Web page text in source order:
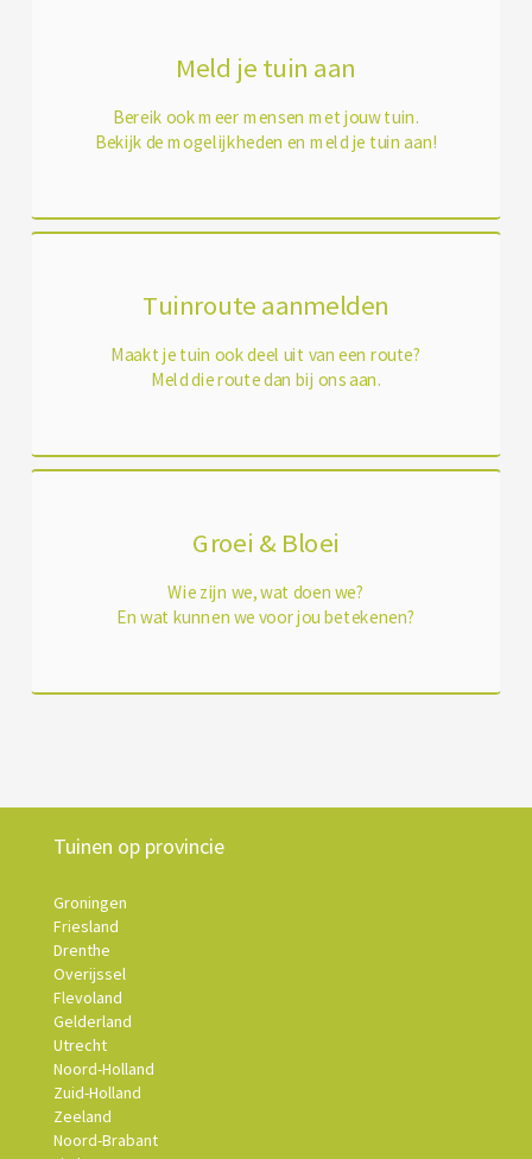
Meld je tuin aan
Bereik ook meer mensen met jouw tuin.
Bekijk de mogelijkheden en meld je tuin aan!
Tuinroute aanmelden
Maakt je tuin ook deel uit van een route?
Meld die route dan bij ons aan.
Groei & Bloei
Wie zijn we, wat doen we?
En wat kunnen we voor jou betekenen?
Tuinen op provincie
Groningen
Friesland
Drenthe
Overijssel
Flevoland
Gelderland
Utrecht
Noord-Holland
Zuid-Holland
Zeeland
Noord-Brabant